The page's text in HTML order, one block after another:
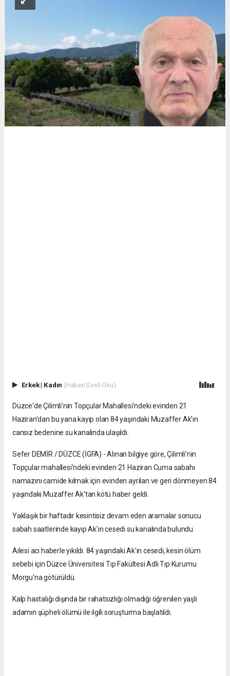
Erkek| Kadın (Haberi Sesli Oku)
Düzce'de Çilimli’nin Topçular Mahallesi’ndeki evinden 21
Haziran'dan bu yana kayıp olan 84 yaşındaki Muzaffer Ak'ın
cansız bedenine su kanalında ulaşıldı.
Sefer DEMİR / DÜZCE (İGFA) - Alınan bilgiye göre, Çilimli’nin
Topçular mahallesi’ndeki evinden 21 Haziran Cuma sabahı
namazını camide kılmak için evinden ayrılan ve geri dönmeyen 84
yaşındaki Muzaffer Ak'tan kötü haber geldi.
Yaklaşık bir haftadır kesintisiz devam eden aramalar sonucu
sabah saatlerinde kayıp Ak'ın cesedi su kanalında bulundu.
Ailesi acı haberle yıkıldı. 84 yaşındaki Ak'ın cesedi, kesin ölüm
sebebi için Düzce Üniversitesi Tıp Fakültesi Adli Tıp Kurumu
Morgu'na götürüldü.
Kalp hastalığı dışında bir rahatsızlığı olmadığı öğrenilen yaşlı
adamın şüpheli ölümü ile ilgili soruşturma başlatıldı.